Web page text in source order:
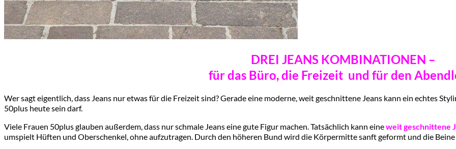
DREI JEANS KOMBINATIONEN –
für das Büro, die Freizeit und für den
Wer sagt eigentlich, dass Jeans nur etwas für die Freizeit sind? Gerade eine moderne, weit geschnittene Jeans kann ein echtes
50plus heute sein darf.
Viele Frauen 50plus glauben außerdem, dass nur schmale Jeans eine gute Figur machen. Tatsächlich kann eineweit geschnittene
umspielt Hüften und Oberschenkel, ohne aufzutragen. Durch den höheren Bund wird die Körpermitte sanft geformt und die Beine